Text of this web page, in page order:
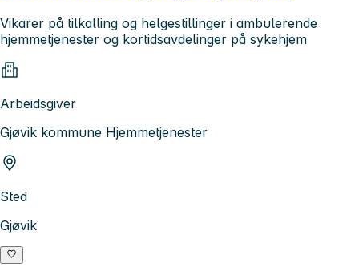
Vikarer på tilkalling og helgestillinger i ambulerende
hjemmetjenester og kortidsavdelinger på sykehjem
Arbeidsgiver
Gjøvik kommune Hjemmetjenester
Sted
Gjøvik